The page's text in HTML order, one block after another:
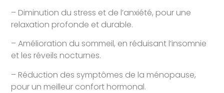
– Diminution du stress et de l’anxiété, pour une
relaxation profonde et durable.
– Amélioration du sommeil, en réduisant l’insomnie
et les réveils nocturnes.
– Réduction des symptômes de la ménopause,
pour un meilleur confort hormonal.